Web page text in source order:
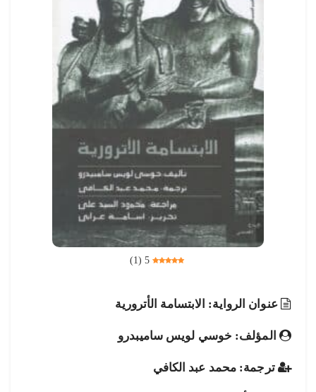
5
(
1
)
عنوان الرواية: الابتسامة الأترورية
المؤلف: خوسي لويس ساميبدرو
ترجمة: محمد عبد الكافي